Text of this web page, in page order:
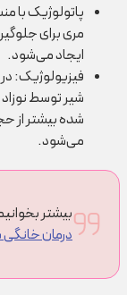
پاتولوژیک با
مری برای
ایجاد می‌شود.
فیزیولوژیک:
شیر توسط
شده بیشتر از
می‌شود.
بیشتر
درمان خانگی